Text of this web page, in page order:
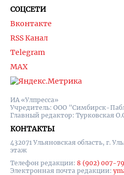
ИА «Улпресса»
Учредитель: ООО "Симбирск-
Главный редактор: Турковская
КОНТАКТЫ
432071 Ульяновская область, г.
этаж
Телефон редакции: 8 (902) 007-
Электронная почта редакции:
СОЦСЕТИ
Вконтакте
RSS Канал
Telegram
MAX